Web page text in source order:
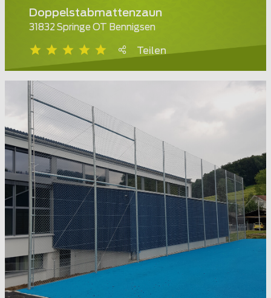
Doppelstabmattenzaun
31832 Springe OT Bennigsen
Teilen